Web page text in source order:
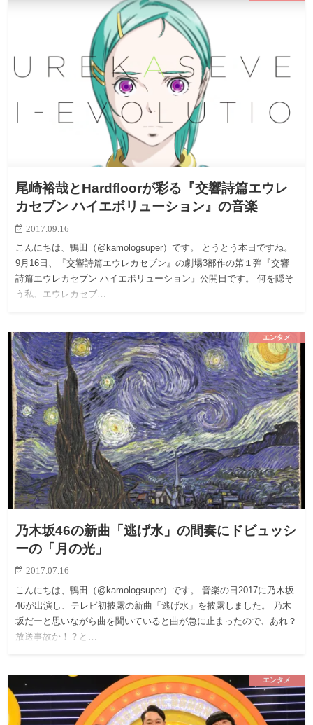
尾崎裕哉とHardfloorが彩る『交響詩篇エウレ
カセブン ハイエボリューション』の音楽
2017.09.16
こんにちは、鴨田（@kamologsuper）です。 とうとう本日ですね。
9月16日、『交響詩篇エウレカセブン』の劇場3部作の第１弾『交響
詩篇エウレカセブン ハイエボリューション』公開日です。 何を隠そ
う私、エウレカセブ…
エンタメ
乃木坂46の新曲「逃げ水」の間奏にドビュッシ
ーの「月の光」
2017.07.16
こんにちは、鴨田（@kamologsuper）です。 音楽の日2017に乃木坂
46が出演し、テレビ初披露の新曲「逃げ水」を披露しました。 乃木
坂だーと思いながら曲を聞いていると曲が急に止まったので、あれ？
放送事故か！？と…
エンタメ